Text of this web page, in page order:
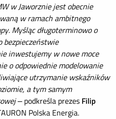
w Jaworznie jest obecnie
w ramach ambitnego
Myśląc długoterminowo o
bezpieczeństwie
inwestujemy w nowe moce
o odpowiednie modelowanie
utrzymanie wskaźników
a tym samym
–podkreśla prezes Filip
Polska Energia.